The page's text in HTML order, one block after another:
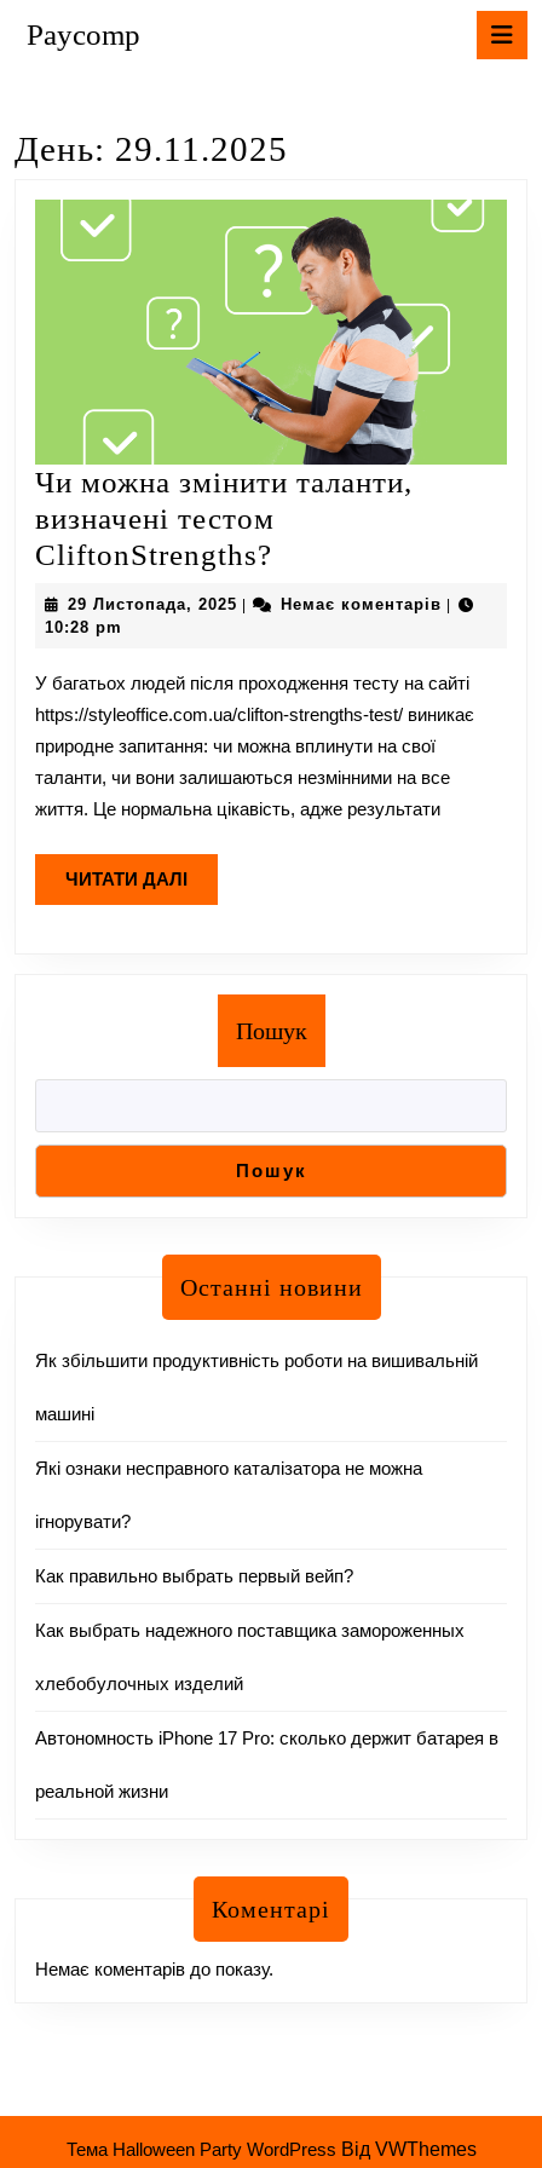
Paycomp
День: 29.11.2025
Чи можна змінити таланти,
визначені тестом
CliftonStrengths?
можна
визначені
тестом
CliftonStrengths?
29 Листопада, 2025 29
Немає коментарів
10:28 pm
У багатьох людей після проходження тесту на сайті
https://styleoffice.com.ua/clifton-strengths-test/ виникає
природне запитання: чи можна вплинути на свої
таланти, чи вони залишаються незмінними на все
життя. Це нормальна цікавість, адже результати
ЧИТАТИ ДАЛІЧИТАТИ
ДАЛІ
Пошук
Пошук
Останні новини
Як збільшити продуктивність роботи на вишивальній
машині
Які ознаки несправного каталізатора не можна
ігнорувати?
Как правильно выбрать первый вейп?
Как выбрать надежного поставщика замороженных
хлебобулочных изделий
Автономность iPhone 17 Pro: сколько держит батарея в
реальной жизни
Коментарі
Немає коментарів до показу.
Тема Halloween Party WordPress Від VWThemes